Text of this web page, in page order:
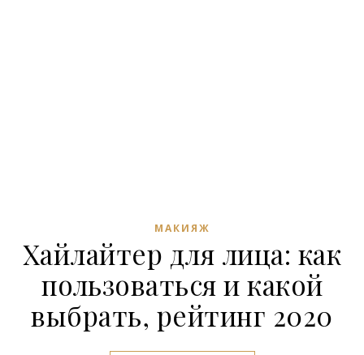
МАКИЯЖ
Хайлайтер для лица: как
пользоваться и какой
выбрать, рейтинг 2020